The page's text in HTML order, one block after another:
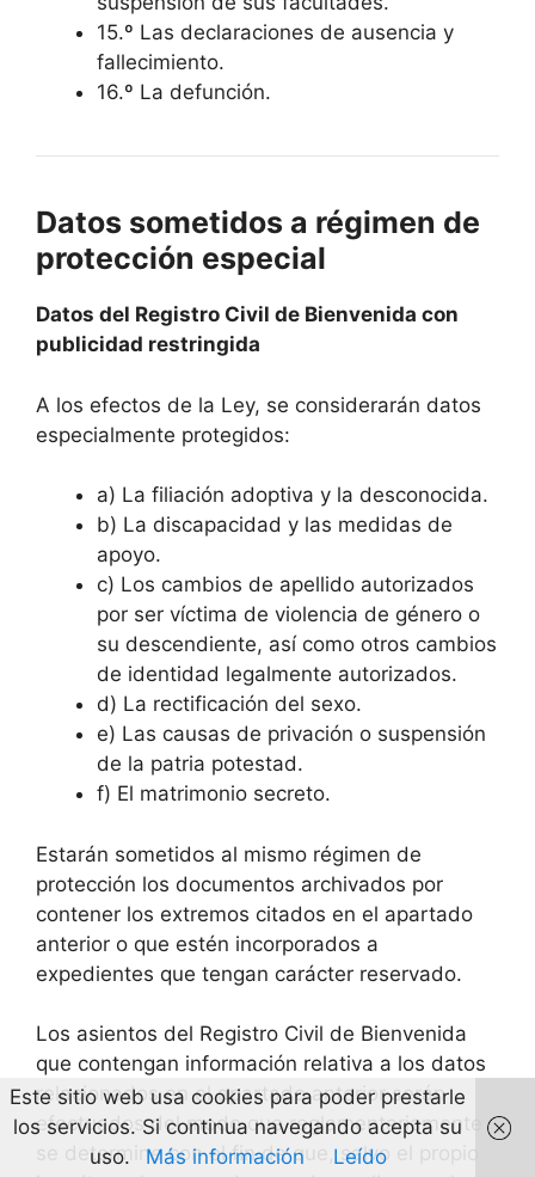
15.º Las declaraciones de ausencia y
fallecimiento.
16.º La defunción.
Datos sometidos a régimen de
protección especial
Datos del Registro Civil de Bienvenida con
publicidad restringida
A los efectos de la Ley, se considerarán datos
especialmente protegidos:
a) La filiación adoptiva y la desconocida.
b) La discapacidad y las medidas de
apoyo.
c) Los cambios de apellido autorizados
por ser víctima de violencia de género o
su descendiente, así como otros cambios
de identidad legalmente autorizados.
d) La rectificación del sexo.
e) Las causas de privación o suspensión
de la patria potestad.
f) El matrimonio secreto.
Estarán sometidos al mismo régimen de
protección los documentos archivados por
contener los extremos citados en el apartado
anterior o que estén incorporados a
expedientes que tengan carácter reservado.
Los asientos del Registro Civil de Bienvenida
que contengan información relativa a los datos
relacionados en el apartado anterior serán
efectuados del modo que reglamentariamente
se determine con el fin de que, salvo el propio
Este sitio web usa cookies para poder prestarle
los servicios. Si continua navegando acepta su
uso.
Más información Leído